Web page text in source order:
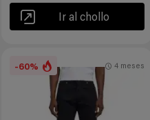
Ir al chollo
-60% 4 meses